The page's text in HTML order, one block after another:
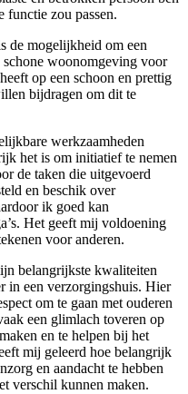
functie zou passen.
de mogelijkheid om een
schone woonomgeving voor
op een schoon en prettig
bijdragen om dit te
werkzaamheden
het is om initiatief te nemen
de taken die uitgevoerd
en beschik over
ik goed kan
Het geeft mij voldoening
voor anderen.
belangrijkste kwaliteiten
een verzorgingshuis. Hier
om te gaan met ouderen
een glimlach toveren op
en te helpen bij het
mij geleerd hoe belangrijk
en aandacht te hebben
verschil kunnen maken.